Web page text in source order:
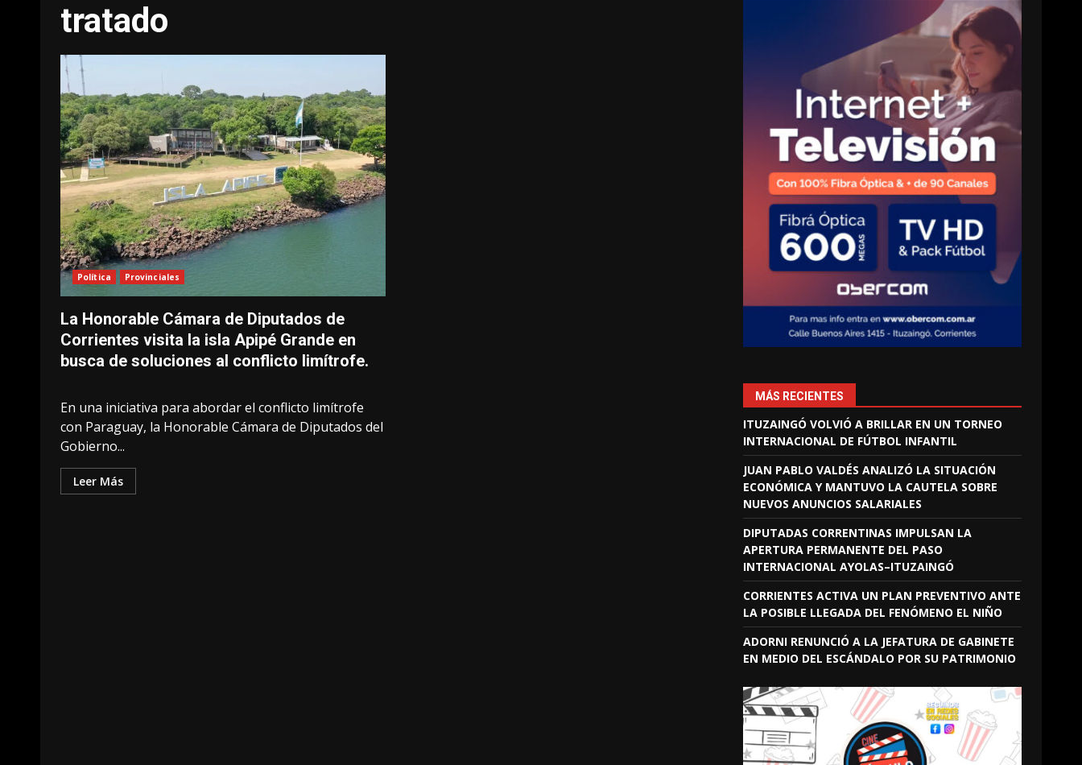
tratado
Política Provinciales
La Honorable Cámara de Diputados de
Corrientes visita la isla Apipé Grande en
busca de soluciones al conflicto limítrofe.
En una iniciativa para abordar el conflicto limítrofe
con Paraguay, la Honorable Cámara de Diputados del
Gobierno...
Leer Más
MÁS RECIENTES
ITUZAINGÓ VOLVIÓ A BRILLAR EN UN TORNEO
INTERNACIONAL DE FÚTBOL INFANTIL
JUAN PABLO VALDÉS ANALIZÓ LA SITUACIÓN
ECONÓMICA Y MANTUVO LA CAUTELA SOBRE
NUEVOS ANUNCIOS SALARIALES
DIPUTADAS CORRENTINAS IMPULSAN LA
APERTURA PERMANENTE DEL PASO
INTERNACIONAL AYOLAS–ITUZAINGÓ
CORRIENTES ACTIVA UN PLAN PREVENTIVO ANTE
LA POSIBLE LLEGADA DEL FENÓMENO EL NIÑO
ADORNI RENUNCIÓ A LA JEFATURA DE GABINETE
EN MEDIO DEL ESCÁNDALO POR SU PATRIMONIO